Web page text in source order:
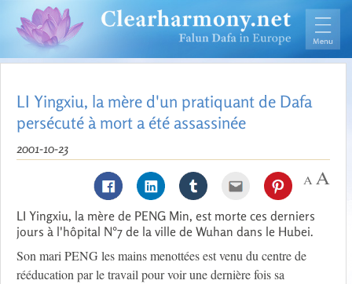
LI Yingxiu, la mère d'un pratiquant de Dafa
persécuté à mort a été assassinée
2001-10-23
LI Yingxiu, la mère de PENG Min, est morte ces derniers
jours à l'hôpital N°7 de la ville de Wuhan dans le Hubei.
Son mari PENG les mains menottées est venu du centre de
rééducation par le travail pour voir une dernière fois sa